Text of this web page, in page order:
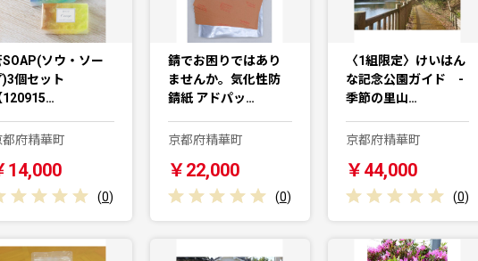
SOAP(ソウ・ソー
)3個セット
120915…
都府精華町
14,000
(0)
錆でお困りではあり
ませんか。気化性防
錆紙 アドパッ…
京都府精華町
￥22,000
(0)
〈1組限定〉けいはん
な記念公園ガイド -
季節の里山…
京都府精華町
￥44,000
(0)